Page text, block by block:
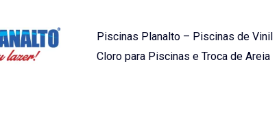
Piscinas Planalto – Piscinas de Vinil
Cloro para Piscinas e Troca de Areia